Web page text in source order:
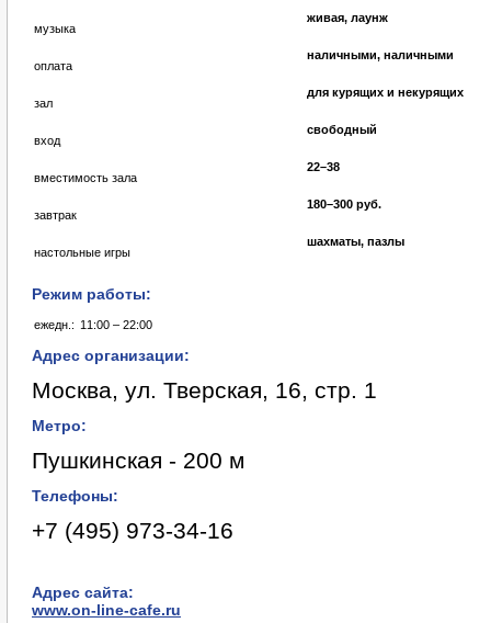
музыка
живая, лаунж
оплата
наличными, наличными
зал
для курящих и некурящих
вход
свободный
вместимость зала
22–38
завтрак
180–300 руб.
настольные игры
шахматы, пазлы
Режим работы:
ежедн.: 11:00 – 22:00
Адрес организации:
Москва, ул. Тверская, 16, стр. 1
Метро:
Пушкинская - 200 м
Телефоны:
+7 (495) 973-34-16
Адрес сайта:
www.on-line-cafe.ru